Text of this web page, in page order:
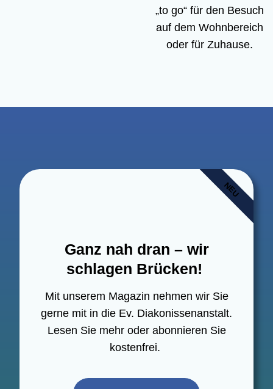
„to go“ für den Besuch
auf dem Wohn­be­reich
oder für Zuhause.
Ganz nah dran – wir
schla­gen Brücken!
Mit unse­rem Maga­zin neh­men wir Sie
ger­ne mit in die Ev. Diakonissen­anstalt.
Lesen Sie mehr oder abon­nie­ren Sie
kostenfrei.
NEU